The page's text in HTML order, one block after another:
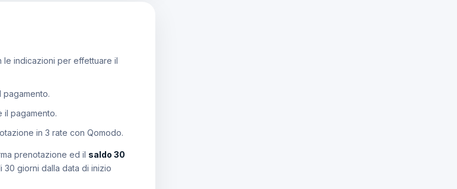
indicazioni per effettuare il
il pagamento.
in 3 rate con Qomodo.
prenotazione ed il saldo 30
30 giorni dalla data di inizio